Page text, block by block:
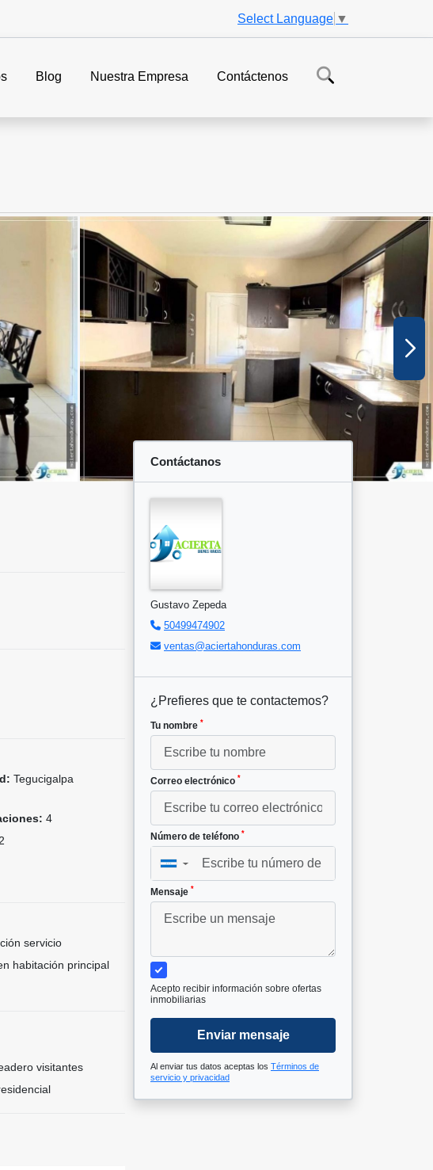
Select Language ▼
Blog Nuestra Empresa Contáctenos
Tegucigalpa
4
2
servicio
habitación principal
visitantes
Contáctanos
Gustavo Zepeda
50499474902
ventas@aciertahonduras.com
¿Prefieres que te contactemos?
Tu nombre *
Correo electrónico *
Número de teléfono *
▼
Mensaje *
Acepto recibir información sobre ofertas
inmobiliarias
Enviar mensaje
Al enviar tus datos aceptas los Términos de
servicio y privacidad